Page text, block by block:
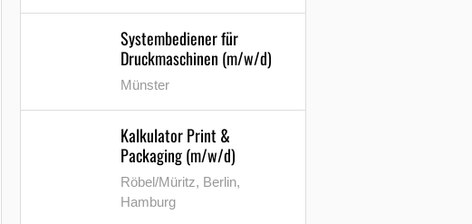
Systembediener für
Druckmaschinen (m/w/d)
Münster
Kalkulator Print &
Packaging (m/w/d)
Röbel/Müritz, Berlin,
Hamburg